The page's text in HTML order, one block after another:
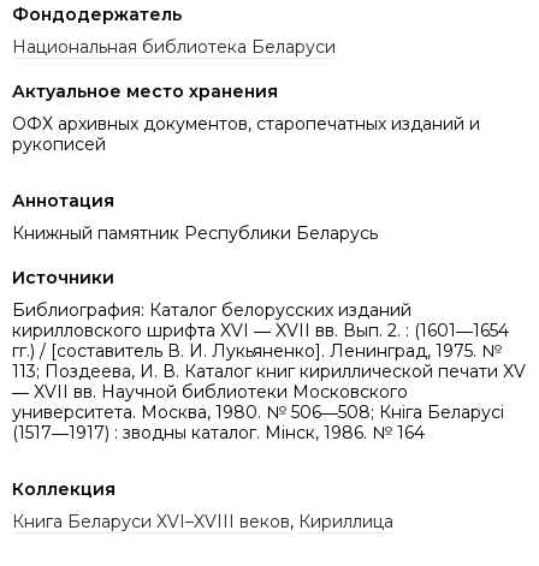
Фондодержатель
Национальная библиотека Беларуси
Актуальное место хранения
ОФХ архивных документов, старопечатных изданий и
рукописей
Аннотация
Книжный памятник Республики Беларусь
Источники
Библиография: Каталог белорусских изданий
кирилловского шрифта XVI ― XVII вв. Вып. 2. : (1601―1654
гг.) / [составитель В. И. Лукьяненко]. Ленинград, 1975. №
113; Поздеева, И. В. Каталог книг кириллической печати XV
― XVII вв. Научной библиотеки Московского
университета. Москва, 1980. № 506―508; Кніга Беларусі
(1517―1917) : зводны каталог. Мінск, 1986. № 164
Коллекция
Книга Беларуси XVI–XVIII веков, Кириллица